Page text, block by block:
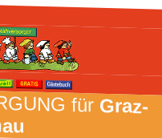
fürGraz-